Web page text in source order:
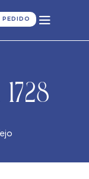
PEDIDO